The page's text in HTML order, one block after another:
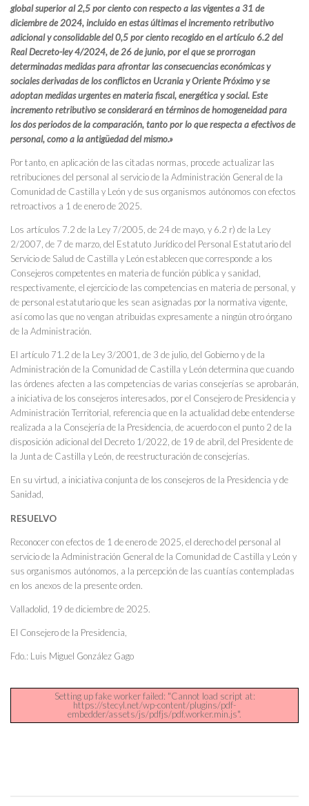
global superior al 2,5 por ciento con respecto a las vigentes a 31 de
diciembre de 2024, incluido en estas últimas el incremento retributivo
adicional y consolidable del 0,5 por ciento recogido en el artículo 6.2 del
Real Decreto-ley 4/2024, de 26 de junio, por el que se prorrogan
determinadas medidas para afrontar las consecuencias económicas y
sociales derivadas de los conflictos en Ucrania y Oriente Próximo y se
adoptan medidas urgentes en materia fiscal, energética y social. Este
incremento retributivo se considerará en términos de homogeneidad para
los dos periodos de la comparación, tanto por lo que respecta a efectivos de
personal, como a la antigüedad del mismo.»
Por tanto, en aplicación de las citadas normas, procede actualizar las
retribuciones del personal al servicio de la Administración General de la
Comunidad de Castilla y León y de sus organismos autónomos con efectos
retroactivos a 1 de enero de 2025.
Los artículos 7.2 de la Ley 7/2005, de 24 de mayo, y 6.2 r) de la Ley
2/2007, de 7 de marzo, del Estatuto Jurídico del Personal Estatutario del
Servicio de Salud de Castilla y León establecen que corresponde a los
Consejeros competentes en materia de función pública y sanidad,
respectivamente, el ejercicio de las competencias en materia de personal, y
de personal estatutario que les sean asignadas por la normativa vigente,
así como las que no vengan atribuidas expresamente a ningún otro órgano
de la Administración.
El artículo 71.2 de la Ley 3/2001, de 3 de julio, del Gobierno y de la
Administración de la Comunidad de Castilla y León determina que cuando
las órdenes afecten a las competencias de varias consejerías se aprobarán,
a iniciativa de los consejeros interesados, por el Consejero de Presidencia y
Administración Territorial, referencia que en la actualidad debe entenderse
realizada a la Consejería de la Presidencia, de acuerdo con el punto 2 de la
disposición adicional del Decreto 1/2022, de 19 de abril, del Presidente de
la Junta de Castilla y León, de reestructuración de consejerías.
En su virtud, a iniciativa conjunta de los consejeros de la Presidencia y de
Sanidad,
RESUELVO
Reconocer con efectos de 1 de enero de 2025, el derecho del personal al
servicio de la Administración General de la Comunidad de Castilla y León y
sus organismos autónomos, a la percepción de las cuantías contempladas
en los anexos de la presente orden.
Valladolid, 19 de diciembre de 2025.
El Consejero de la Presidencia,
Fdo.: Luis Miguel González Gago
Setting up fake worker failed: "Cannot load script at:
https://stecyl.net/wp-content/plugins/pdf-
embedder/assets/js/pdfjs/pdf.worker.min.js".